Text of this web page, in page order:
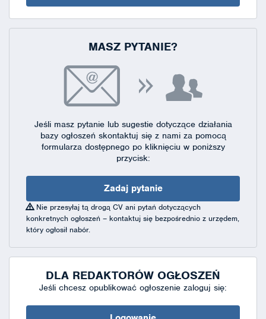
MASZ PYTANIE?
Jeśli masz pytanie lub sugestie dotyczące działania
bazy ogłoszeń skontaktuj się z nami za pomocą
formularza dostępnegopo kliknięciu w poniższy
przycisk:
Zadaj pytanie
Nie przesyłaj tą drogą CV ani pytań dotyczących
konkretnych ogłoszeń – kontaktuj się bezpośrednio z urzędem,
który ogłosił nabór.
DLA REDAKTORÓW OGŁOSZEŃ
Jeśli chcesz opublikować ogłoszenie zaloguj się: